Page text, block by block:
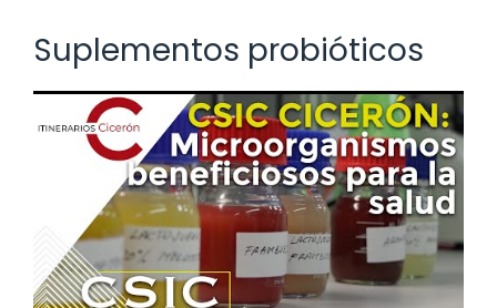
Suplementos probióticos